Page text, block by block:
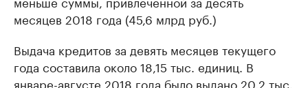
месяцев 2018 года (45,6 млрд руб.)
Выдача кредитов за девять месяцев текущего
года составила около 18,15 тыс. единиц. В
январе-августе 2018 года было выдано 20,2 тыс.